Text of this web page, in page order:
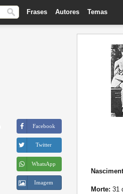
Frases Autores Temas
Facebook
Twitter
WhatsApp
Imagem
Morte: 31